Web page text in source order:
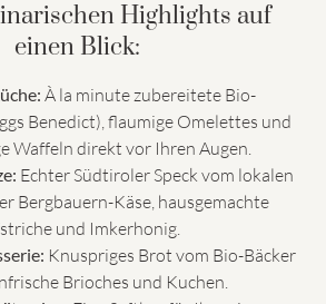
Highlights auf
einen Blick:
À la minute zubereitete Bio-
Benedict), flaumige Omelettes und
Waffeln direkt vor Ihren Augen.
Echter Südtiroler Speck vom lokalen
Bergbauern-Käse, hausgemachte
und Imkerhonig.
Knuspriges Brot vom Bio-Bäcker
Brioches und Kuchen.